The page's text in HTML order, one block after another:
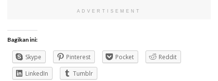
ADVERTISEMENT
Bagikan ini:
Skype Pinterest Pocket
Reddit
LinkedIn
Tumblr